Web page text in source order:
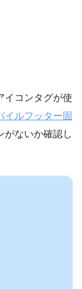
イコンタグが使
イルフッター固
がないか確認し